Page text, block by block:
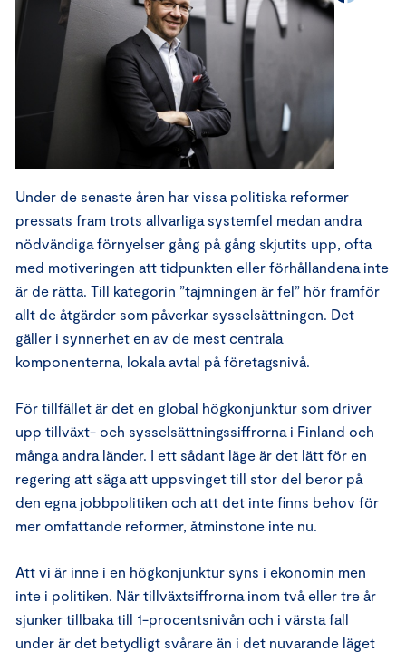
Under de senaste åren har vissa politiska reformer
pressats fram trots allvarliga systemfel medan andra
nödvändiga förnyelser gång på gång skjutits upp, ofta
med motiveringen att tidpunkten eller förhållandena inte
är de rätta. Till kategorin ”tajmningen är fel” hör framför
allt de åtgärder som påverkar sysselsättningen. Det
gäller i synnerhet en av de mest centrala
komponenterna, lokala avtal på företagsnivå.
För tillfället är det en global högkonjunktur som driver
upp tillväxt- och sysselsättningssiffrorna i Finland och
många andra länder. I ett sådant läge är det lätt för en
regering att säga att uppsvinget till stor del beror på
den egna jobbpolitiken och att det inte finns behov för
mer omfattande reformer, åtminstone inte nu.
Att vi är inne i en högkonjunktur syns i ekonomin men
inte i politiken. När tillväxtsiffrorna inom två eller tre år
sjunker tillbaka till 1-procentsnivån och i värsta fall
under är det betydligt svårare än i det nuvarande läget